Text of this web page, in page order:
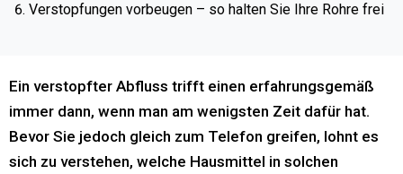
Verstopfungen vorbeugen – so halten Sie Ihre Rohre frei
Ein verstopfter Abfluss trifft einen erfahrungsgemäß
immer dann, wenn man am wenigsten Zeit dafür hat.
Bevor Sie jedoch gleich zum Telefon greifen, lohnt es
sich zu verstehen, welche Hausmittel in solchen